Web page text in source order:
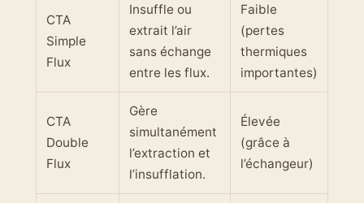
CTA
Simple
Flux
Insuffle ou
extrait l’air
sans échange
entre les flux.
Faible
(pertes
thermiques
importantes)
CTA
Double
Flux
Gère
simultanément
l’extraction et
l’insufflation.
Élevée
(grâce à
l’échangeur)